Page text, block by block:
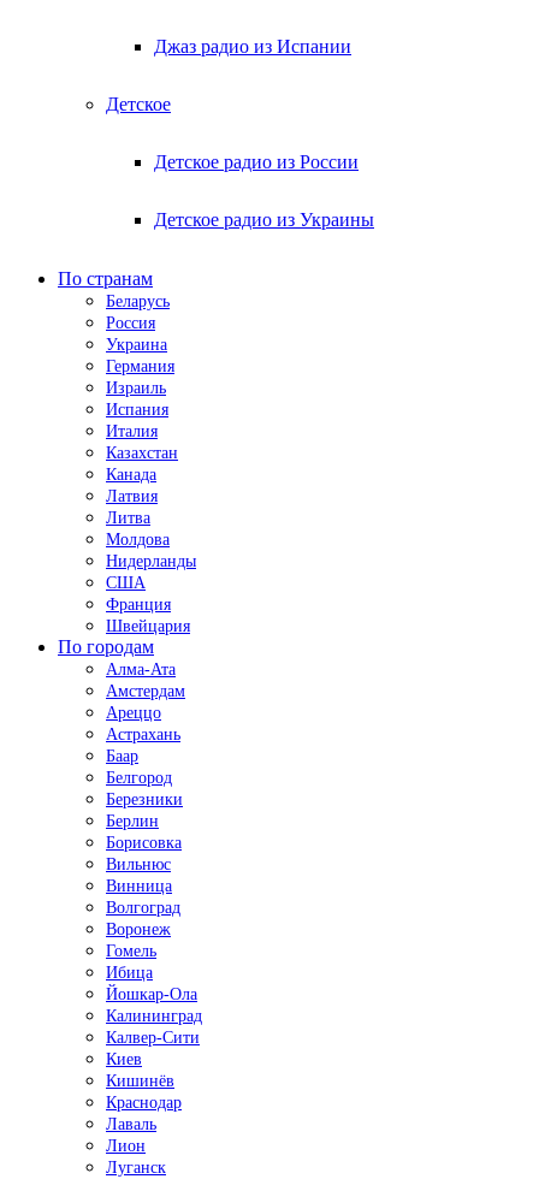
Джаз радио из Испании
Детское
Детское радио из России
Детское радио из Украины
По странам
Беларусь
Россия
Украина
Германия
Израиль
Испания
Италия
Казахстан
Канада
Латвия
Литва
Молдова
Нидерланды
США
Франция
Швейцария
По городам
Алма-Ата
Амстердам
Ареццо
Астрахань
Баар
Белгород
Березники
Берлин
Борисовка
Вильнюс
Винница
Волгоград
Воронеж
Гомель
Ибица
Йошкар-Ола
Калининград
Калвер-Сити
Киев
Кишинёв
Краснодар
Лаваль
Лион
Луганск